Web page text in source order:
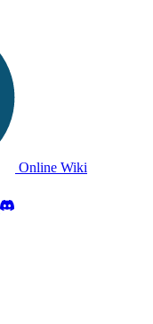
Online Wiki